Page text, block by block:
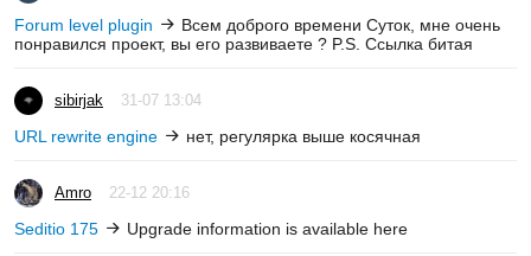
Forum level plugin
Всем доброго времени Суток, мне очень
понравился проект, вы его развиваете ? P.S. Ссылка битая
sibirjak 31-07 13:04
URL rewrite engine нет, регулярка выше косячная
Amro 22-12 20:16
Seditio 175 Upgrade information is available here